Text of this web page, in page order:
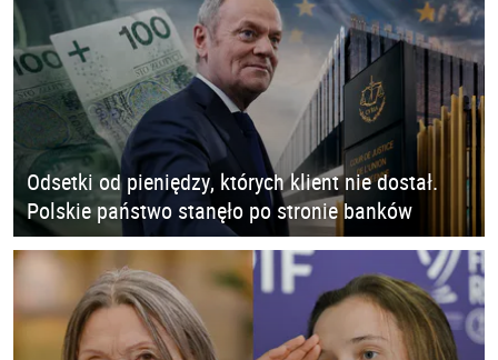
Odsetki od pieniędzy, których klient nie dostał.
Polskie państwo stanęło po stronie banków